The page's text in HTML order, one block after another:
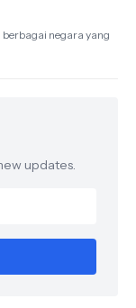
negara yang
updates.